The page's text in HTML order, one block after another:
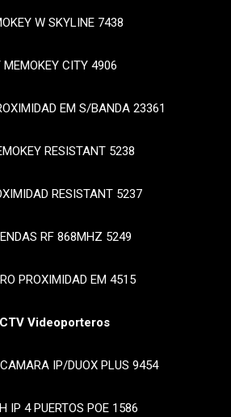
W SKYLINE 7438
MEMOKEY CITY 4906
EM S/BANDA 23361
RESISTANT 5238
RESISTANT 5237
RF 868MHZ 5249
PROXIMIDAD EM 4515
Videoporteros
CAMARA IP/DUOX PLUS 9454
IP 4 PUERTOS POE 1586